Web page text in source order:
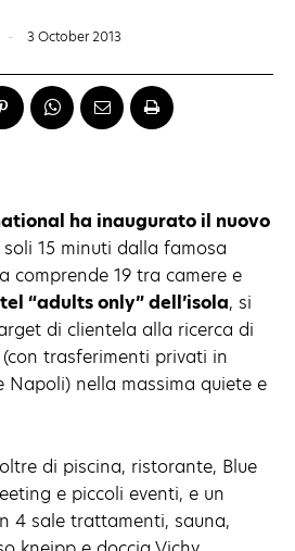
- 3 October 2013
ha inaugurato il nuovo
soli 15 minuti dalla famosa
comprende 19 tra camere e
“adults only” dell’isola, si
di clientela alla ricerca di
trasferimenti privati in
Napoli) nella massima quiete e
di piscina, ristorante, Blue
e piccoli eventi, e un
4 sale trattamenti, sauna,